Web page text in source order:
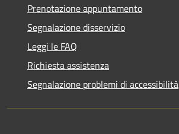
Prenotazione appuntamento
Segnalazione disservizio
Leggi le FAQ
Richiesta assistenza
Segnalazione problemi di accessibilità